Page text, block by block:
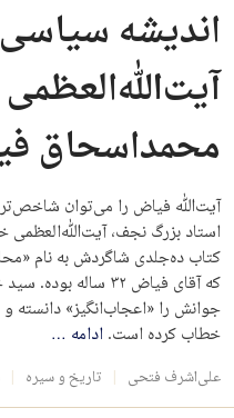
اندیشه
محمداسحاق
آیت‌الله فیاض را می‌توان
استاد بزرگ نجف،
کتاب ده‌جلدی شاگردش به نام
که آقای فیاض ۳۲
جوانش را «اعجاب‌انگیز» دانسته
خطاب کرده است.ادامه …
علی‌اشرف فتحی تاریخ و سیره